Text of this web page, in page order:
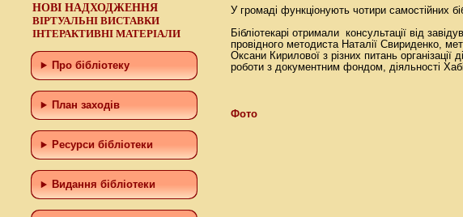
НОВІ НАДХОДЖЕННЯ
ВІРТУАЛЬНІ ВИСТАВКИ
ІНТЕРАКТИВНІ МАТЕРІАЛИ
Про бібліотеку
План заходів
Ресурси бібліотеки
Видання бібліотеки
У громаді функціонують чотири самостійних
Бібліотекарі отримали консультації від
провідного методиста Наталії Свириденко,
Оксани Кирилової з різних питань
роботи з документним фондом, діяльності
Фото